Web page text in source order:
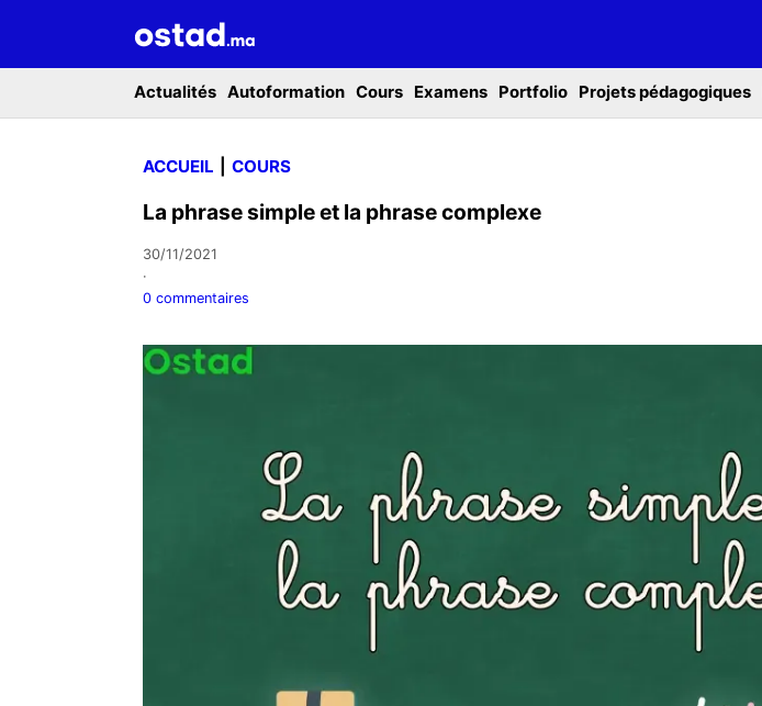
Actualités Autoformation Cours Examens Portfolio Projets pédagogiques
ACCUEIL COURS
La phrase simple et la phrase complexe
30/11/2021
·
0 commentaires